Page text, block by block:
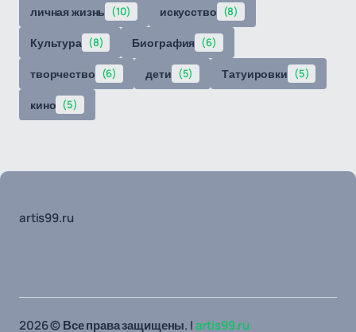
личная жизнь (10) искусство (8)
Культура (8) Биография (6)
творчество (6) дети (5) Татуировки (5)
кино (5)
artis99.ru
2026 © Все права защищены. |artis99.ru